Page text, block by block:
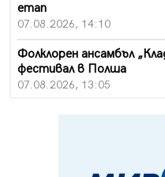
етап
07.08.2026, 14:10
Фолклорен ансамбъл
фестивал в Полша
07.08.2026, 13:05